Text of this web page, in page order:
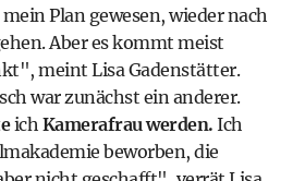
Plan gewesen, wieder nach
Aber es kommt meist
meint Lisa Gadenstätter.
war zunächst ein anderer.
ich Kamerafrau werden. Ich
beworben, die